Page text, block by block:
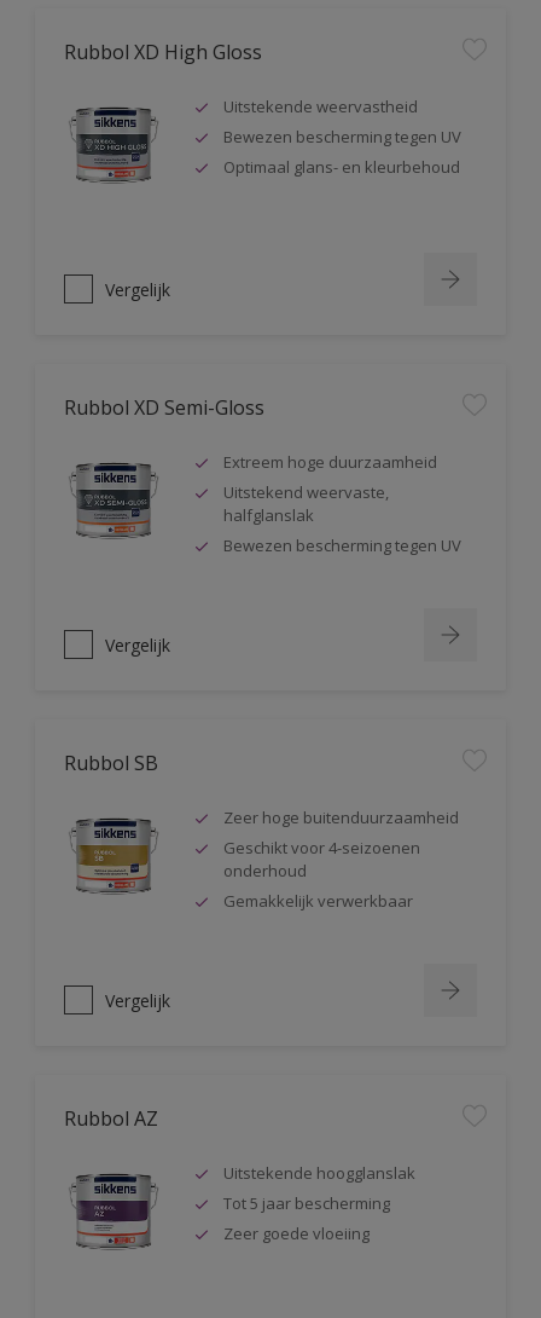
Rubbol XD High Gloss
Uitstekende weervastheid
Bewezen bescherming tegen UV
Optimaal glans- en kleurbehoud
Vergelijk
Rubbol XD Semi-Gloss
Extreem hoge duurzaamheid
Uitstekend weervaste,
halfglanslak
Bewezen bescherming tegen UV
Vergelijk
Rubbol SB
Zeer hoge buitenduurzaamheid
Geschikt voor 4-seizoenen
onderhoud
Gemakkelijk verwerkbaar
Vergelijk
Rubbol AZ
Uitstekende hoogglanslak
Tot 5 jaar bescherming
Zeer goede vloeiing